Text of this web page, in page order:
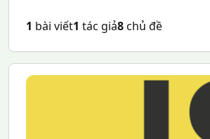
1 bài viết1 tác giả8chủ đề